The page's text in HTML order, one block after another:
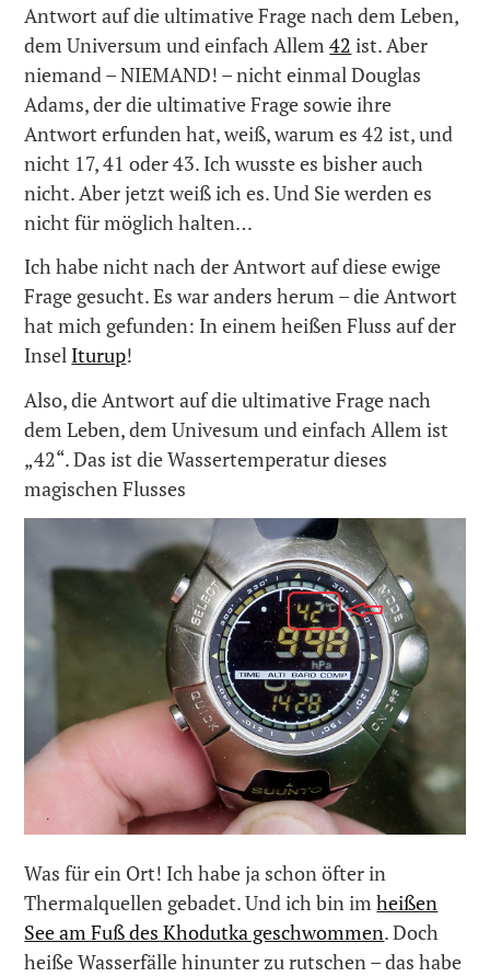
Antwort auf die ultimative Frage nach dem Leben,
dem Universum und einfach Allem42 ist. Aber
niemand – NIEMAND! – nicht einmal Douglas
Adams, der die ultimative Frage sowie ihre
Antwort erfunden hat, weiß, warum es 42 ist, und
nicht 17, 41 oder 43. Ich wusste es bisher auch
nicht. Aber jetzt weiß ich es. Und Sie werden es
nicht für möglich halten…
Ich habe nicht nach der Antwort auf diese ewige
Frage gesucht. Es war anders herum – die Antwort
hat mich gefunden: In einem heißen Fluss auf der
Insel Iturup!
Also, die Antwort auf die ultimative Frage nach
dem Leben, dem Univesum und einfach Allem ist
„42“. Das ist die Wassertemperatur dieses
magischen Flusses
Was für ein Ort! Ich habe ja schon öfter in
Thermalquellen gebadet. Und ich bin imheißen
See am Fuß des Khodutka geschwommen. Doch
heiße Wasserfälle hinunter zu rutschen – das habe